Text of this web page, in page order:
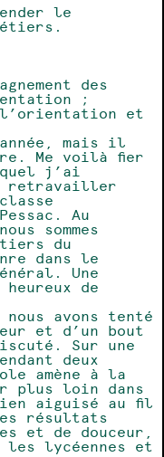
le
des
;
l’orientation et
mais il
Me voilà fier
j’ai
retravailler
Au
sommes
du
dans le
Une
de
avons tenté
et d’un bout
Sur une
deux
amène à la
plus loin dans
aiguisé au fil
résultats
et de douceur,
les lycéennes et